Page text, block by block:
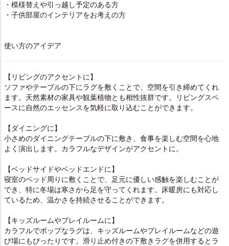
・模様替えや引っ越し予定のある方
・子供部屋のインテリアをお考えの方
使い方のアイデア
【リビングのアクセントに】
ソファやテーブルの下にラグを敷くことで、空間を引き締めてくれ
ます。天然素材の家具や観葉植物とも相性抜群です。リビングスペ
ースに自然のエッセンスを気軽に取り込むことができます。
【ダイニングに】
小さめのダイニングテーブルの下に敷き、食事を楽しむ空間を心地
よく演出します。カラフルなデザインがアクセントに。
【ベッドサイドやベッドエンドに】
寝室のベッド周りに敷くことで、足元に優しい感触を楽しむことが
でき、特に冬場は寒さから足を守ってくれます。床暖房にも対応し
ているため、温かさを持続させることができます。
【キッズルームやプレイルームに】
カラフルでポップなラグは、キッズルームやプレイルームなどの遊
び場にもぴったりです。 滑り止め付きの下敷きラグを併用するとラ